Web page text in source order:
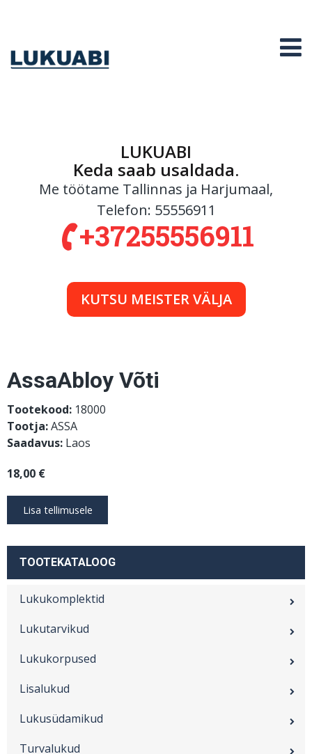
juurde
LUKUABI
Keda saab usaldada.
Me töötame Tallinnas ja Harjumaal,
Telefon: 55556911
+37255556911
KUTSU MEISTER VÄLJA
AssaAbloy Võti
Tootekood: 18000
Tootja:ASSA
Saadavus: Laos
18,00 €
TOOTEKATALOOG
Lukukomplektid
Lukutarvikud
Lukukorpused
Lisalukud
Lukusüdamikud
Turvalukud